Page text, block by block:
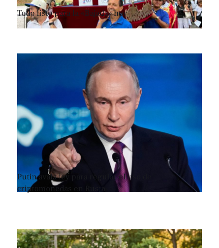
Todo listo para la «Bajada» hoy
Putin avala ley para regular el uso de
criptomonedas en Rusia